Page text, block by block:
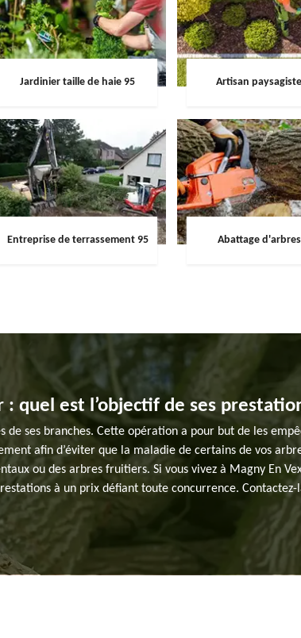
Jardinier taille de haie 95 Artisan
Entreprise de terrassement 95 Abattage
: quel est l’objectif de ses
ses branches. Cette opération a pour but de les
afin d’éviter que la maladie de certains de vos
ou des arbres fruitiers. Si vous vivez à Magny En
à un prix défiant toute concurrence. Contactez-